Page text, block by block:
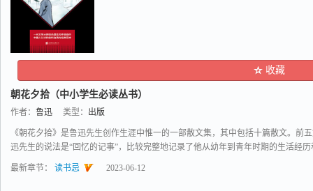
收藏
朝花夕拾（中小学生必读丛书）
作者： 鲁迅 类型： 出版
《朝花夕拾》是鲁迅先生创作生涯中惟一的一部散文集，其中包括十篇散文。前
迅先生的说法是“回忆的记事”，比较完整地记录了他从幼年到青年时期的生活经历
最新章节： 读书忌 2023-06-12